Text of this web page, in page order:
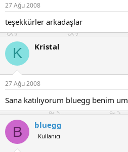
27 Ağu 2008
teşekkürler arkadaşlar
K Kristal
27 Ağu 2008
Sana katılıyorum bluegg benim
B bluegg
Kullanıcı